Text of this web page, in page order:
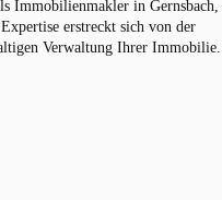
Immobilienmakler in Gernsbach,
erstreckt sich von der
Verwaltung Ihrer Immobilie.